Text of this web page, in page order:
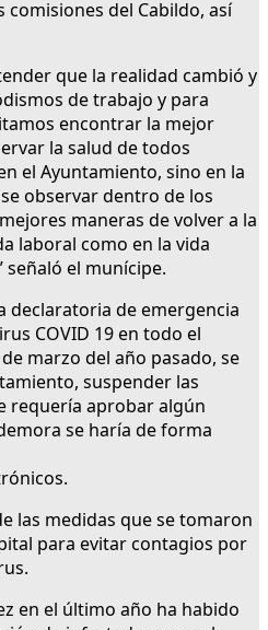
del Cabildo, así
que la realidad cambió y
de trabajo y para
encontrar la mejor
la salud de todos
el Ayuntamiento, sino en la
observar dentro de los
maneras de volver a la
laboral como en la vida
señaló el munícipe.
declaratoria de emergencia
COVID 19 en todo el
marzo del año pasado, se
suspender las
requería aprobar algún
se haría de forma
las medidas que se tomaron
para evitar contagios por
en el último año ha habido